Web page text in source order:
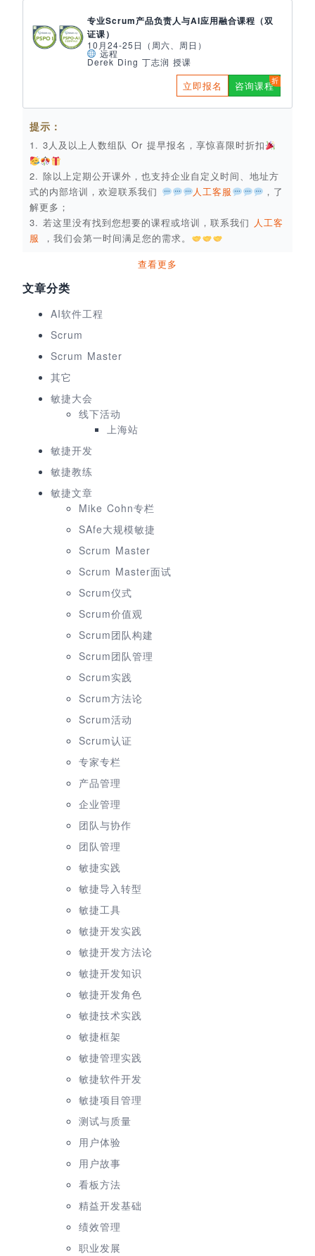
专业Scrum产品负责人与AI应用融合课程（双
证课）
10月24-25日（周六、周日）
远程
Derek Ding 丁志润 授课
立即报名 咨询课程
提示：
1. 3人及以上人数组队 Or 提早报名，享惊喜限时折扣
2. 除以上定期公开课外，也支持企业自定义时间、地址方
式的内部培训，欢迎联系我们
人工客服
，了
解更多；
3. 若这里没有找到您想要的课程或培训，联系我们 人工客
服
，我们会第一时间满足您的需求。
查看更多
文章分类
AI软件工程
Scrum
Scrum Master
其它
敏捷大会
线下活动
上海站
敏捷开发
敏捷教练
敏捷文章
Mike Cohn专栏
SAfe大规模敏捷
Scrum Master
Scrum Master面试
Scrum仪式
Scrum价值观
Scrum团队构建
Scrum团队管理
Scrum实践
Scrum方法论
Scrum活动
Scrum认证
专家专栏
产品管理
企业管理
团队与协作
团队管理
敏捷实践
敏捷导入转型
敏捷工具
敏捷开发实践
敏捷开发方法论
敏捷开发知识
敏捷开发角色
敏捷技术实践
敏捷框架
敏捷管理实践
敏捷软件开发
敏捷项目管理
测试与质量
用户体验
用户故事
看板方法
精益开发基础
绩效管理
职业发展